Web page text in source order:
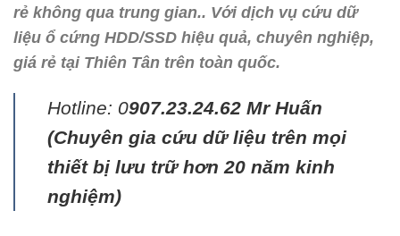
rẻ không qua trung gian.. Với dịch vụ cứu dữ
liệu ổ cứng HDD/SSD hiệu quả, chuyên nghiệp,
giá rẻ tại Thiên Tân trên toàn quốc.
Hotline: 0907.23.24.62 Mr Huấn
(Chuyên gia cứu dữ liệu trên mọi
thiết bị lưu trữ hơn 20 năm kinh
nghiệm)